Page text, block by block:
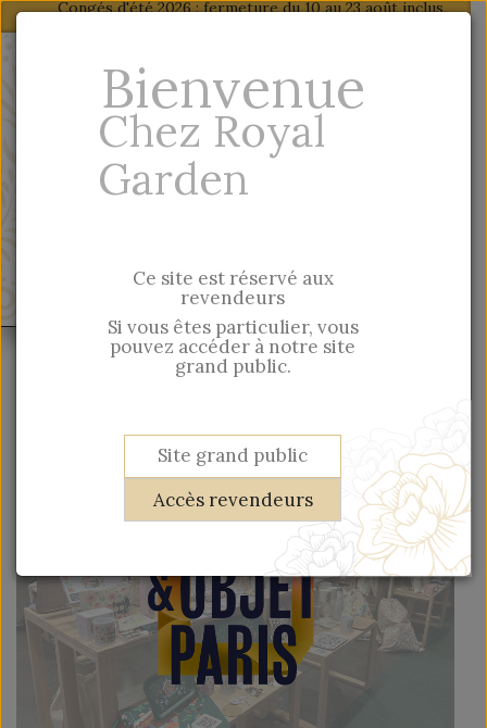
Congés d'été 2026 : fermeture du 10 au 23 août inclus,
Particulier, vous trouverez nos produits sur
notre site grand public
MENU
Salon Maison & Objet
Bienvenue
Chez Royal
Garden
Ce site est réservé aux
revendeurs
Si vous êtes particulier, vous
pouvez accéder à notre site
grand public.
Site grand public
Accès revendeurs